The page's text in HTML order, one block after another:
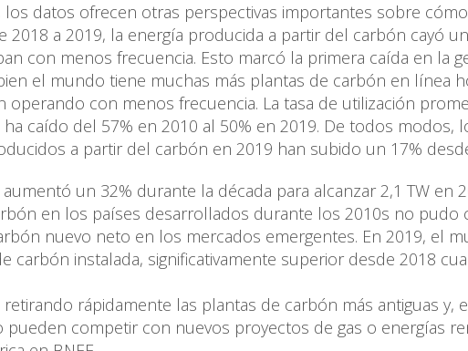
los datos ofrecen otras perspectivas importantes sobre
2018 a 2019, la energía producida a partir del carbón cayó
con menos frecuencia. Esto marcó la primera caída en la
el mundo tiene muchas más plantas de carbón en línea
operando con menos frecuencia. La tasa de utilización
caído del 57% en 2010 al 50% en 2019. De todos modos,
a partir del carbón en 2019 han subido un 17%
un 32% durante la década para alcanzar 2,1 TW en
en los países desarrollados durante los 2010s no pudo
nuevo neto en los mercados emergentes. En 2019, el
carbón instalada, significativamente superior desde 2018
rápidamente las plantas de carbón más antiguas y,
competir con nuevos proyectos de gas o energías